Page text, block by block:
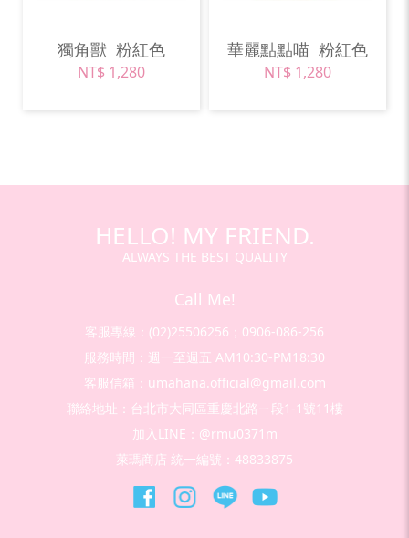
獨角獸 粉紅色
NT$ 1,280
華麗點點喵 粉紅色
NT$ 1,280
HELLO! MY FRIEND.
ALWAYS THE BEST QUALITY
Call Me!
客服專線：(02)25506256；0906-086-256
服務時間：週一至週五 AM10:30-PM18:30
客服信箱：umahana.official@gmail.com
聯絡地址：台北市大同區重慶北路ㄧ段1-1號11樓
加入LINE：@rmu0371m
萊瑪商店 統一編號：48833875